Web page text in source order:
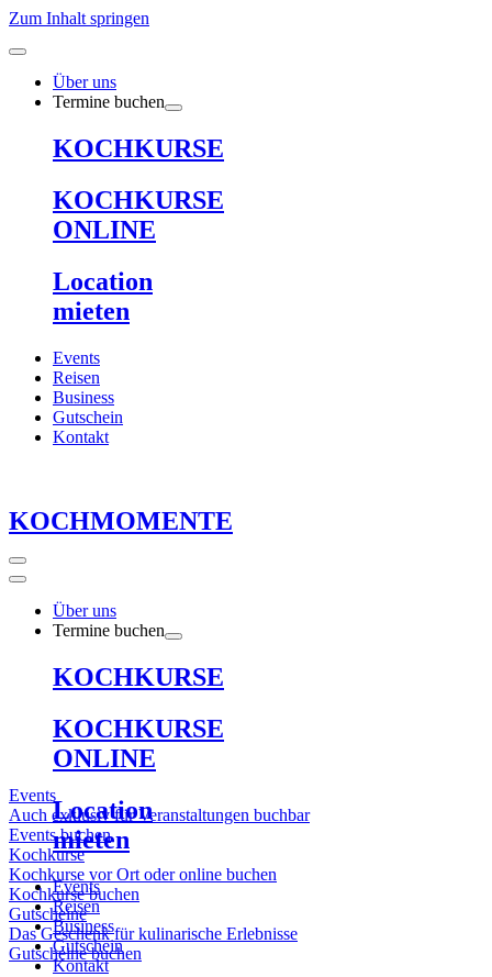
Zum Inhalt springen
Über uns
Termine buchen
KOCHKURSE
KOCHKURSE
ONLINE
Location
mieten
Events
Reisen
Business
Gutschein
Kontakt
KOCHMOMENTE
Über uns
Termine buchen
KOCHKURSE
KOCHKURSE
ONLINE
Location
mieten
Events
Reisen
Business
Gutschein
Kontakt
Events
Auch exklusiv für Veranstaltungen buchbar
Events buchen
Kochkurse
Kochkurse vor Ort oder online buchen
Kochkurse buchen
Gutscheine
Das Geschenk für kulinarische Erlebnisse
Gutscheine buchen